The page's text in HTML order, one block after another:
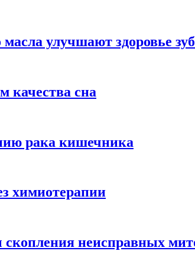
улучшают здоровье
качества сна
рака кишечника
химиотерапии
неисправных